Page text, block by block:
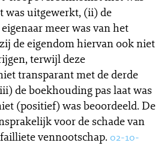
was uitgewerkt, (ii) de
meer was van het
de eigendom hiervan ook niet
terwijl deze
transparant met de derde
de boekhouding pas laat was
(positief) was beoordeeld. De
voor de schade van
vennootschap. 02-10-